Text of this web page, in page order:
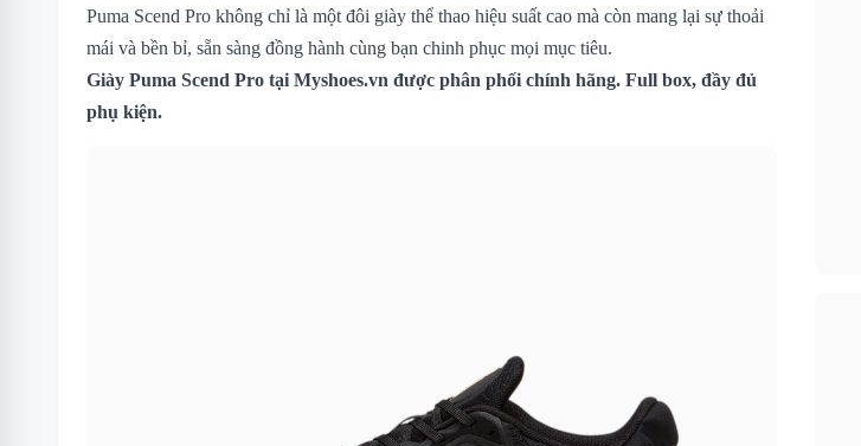
Puma Scend Pro không chỉ là một đôi giày thể thao hiệu suất cao mà còn mang lại sự thoải
mái và bền bỉ, sẵn sàng đồng hành cùng bạn chinh phục mọi mục tiêu.
Giày Puma Scend Pro tại Myshoes.vn được phân phối chính hãng. Full box, đầy đủ
phụ kiện.